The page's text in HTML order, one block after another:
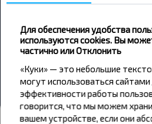
Ошмяны → Вильнюс аэропорт
Варшава → Вильнюс
Рига → Вильнюс
Хотите
Для обеспечения удобства
используются cookies. Вы
частично или Отклонить
«Куки» — это небольшие
могут использоваться
эффективности работы
говорится, что мы можем
вашем устройстве, если они